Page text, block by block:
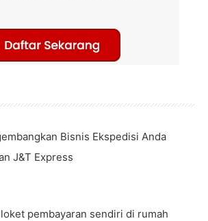
Bisnis Ekspedisi Anda
J&T Express
pembayaran sendiri di rumah